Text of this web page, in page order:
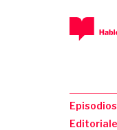
Episodios